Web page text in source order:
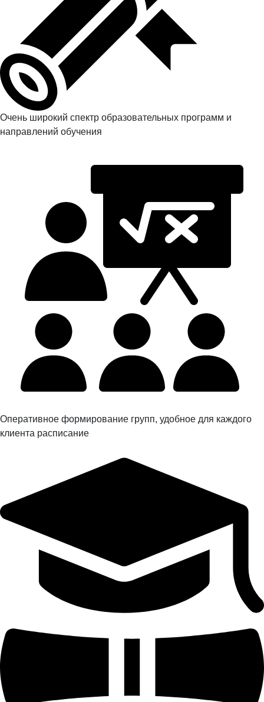
Очень широкий спектр образовательных программ и
направлений обучения
Оперативное формирование групп, удобное для каждого
клиента расписание